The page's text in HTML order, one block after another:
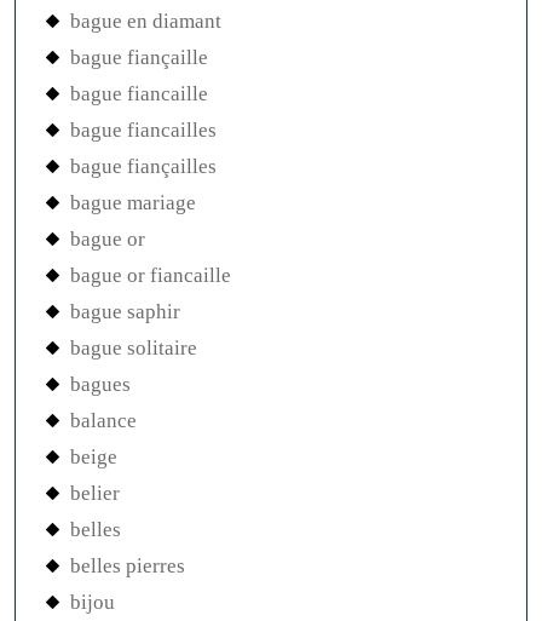
bague en diamant
bague fiançaille
bague fiancaille
bague fiancailles
bague fiançailles
bague mariage
bague or
bague or fiancaille
bague saphir
bague solitaire
bagues
balance
beige
belier
belles
belles pierres
bijou